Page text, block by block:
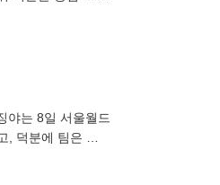
야는 8일 서울월드
덕분에 팀은 뒤